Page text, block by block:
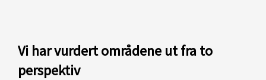
Vi har vurdert områdene ut fra to
perspektiv